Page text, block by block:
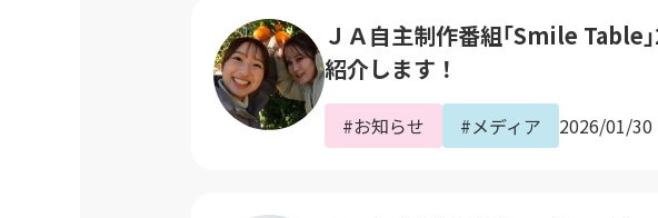
ＪＡ自主制作番組｢Smile Table
紹介します！
#お知らせ #メディア 2026/01/30